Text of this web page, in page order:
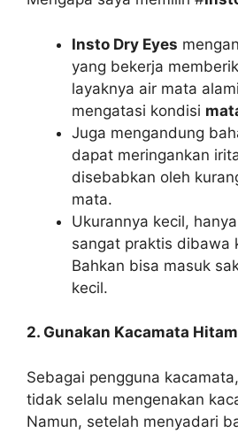
Insto Dry Eyes
yang bekerja
layaknya air mata
mengatasi kondisi
Juga mengandung
dapat meringankan
disebabkan oleh
mata.
Ukurannya kecil,
sangat praktis dibawa
Bahkan bisa masuk
kecil.
2. Gunakan Kacamata Hitam
Sebagai pengguna
tidak selalu mengenakan
Namun, setelah menyadari